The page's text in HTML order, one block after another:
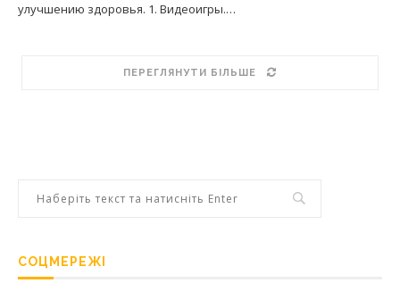
улучшению здоровья. 1. Видеоигры.…
ПЕРЕГЛЯНУТИ БІЛЬШЕ
СОЦМЕРЕЖІ